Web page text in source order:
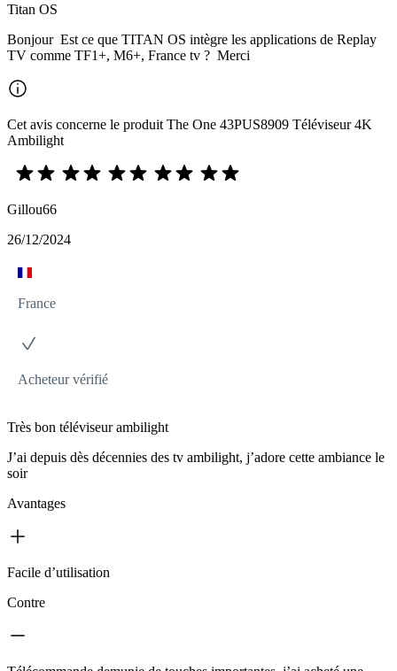
Titan OS
Bonjour Est ce que TITAN OS intègre les applications de Replay
TV comme TF1+, M6+, France tv ? Merci
Cet avis concerne le produit The One 43PUS8909 Téléviseur 4K
Ambilight
Gillou66
26/12/2024
France
Acheteur vérifié
Très bon téléviseur ambilight
J’ai depuis dès décennies des tv ambilight, j’adore cette ambiance le
soir
Avantages
Facile d’utilisation
Contre